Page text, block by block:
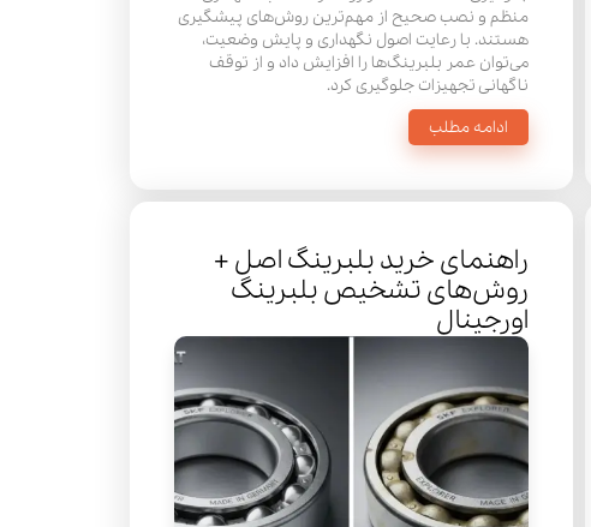
منظم و نصب صحیح از مهم‌ترین روش‌های پیشگیری
هستند. با رعایت اصول نگهداری و پایش وضعیت،
می‌توان عمر بلبرینگ‌ها را افزایش داد و از توقف
ناگهانی تجهیزات جلوگیری کرد.
ادامه مطلب
راهنمای خرید بلبرینگ اصل +
روش‌های تشخیص بلبرینگ
اورجینال